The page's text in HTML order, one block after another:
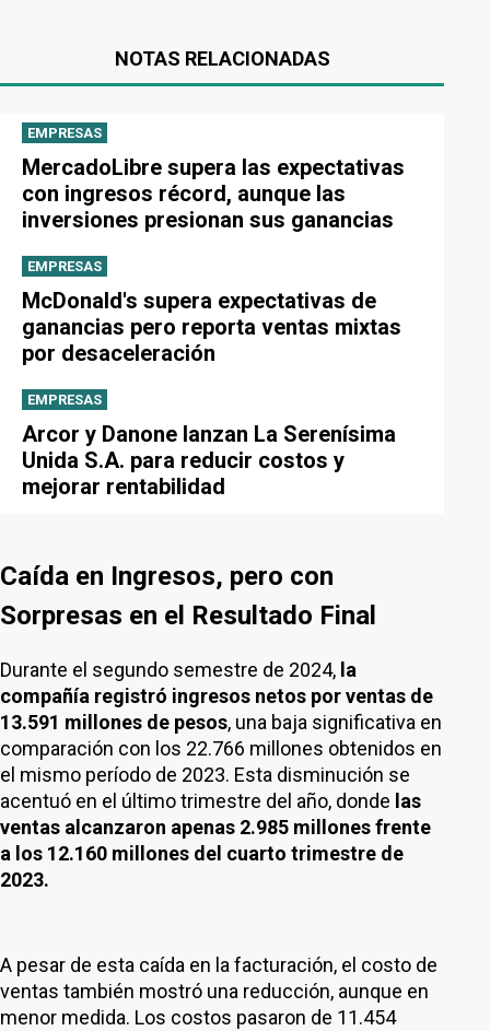
NOTAS RELACIONADAS
EMPRESAS
MercadoLibre supera las expectativas
con ingresos récord, aunque las
inversiones presionan sus ganancias
EMPRESAS
McDonald's supera expectativas de
ganancias pero reporta ventas mixtas
por desaceleración
EMPRESAS
Arcor y Danone lanzan La Serenísima
Unida S.A. para reducir costos y
mejorar rentabilidad
Caída en Ingresos, pero con
Sorpresas en el Resultado Final
Durante el segundo semestre de 2024, la
compañía registró ingresos netos por ventas de
13.591 millones de pesos, una baja significativa en
comparación con los 22.766 millones obtenidos en
el mismo período de 2023. Esta disminución se
acentuó en el último trimestre del año, donde las
ventas alcanzaron apenas 2.985 millones frente
a los 12.160 millones del cuarto trimestre de
2023.
A pesar de esta caída en la facturación, el costo de
ventas también mostró una reducción, aunque en
menor medida. Los costos pasaron de 11.454